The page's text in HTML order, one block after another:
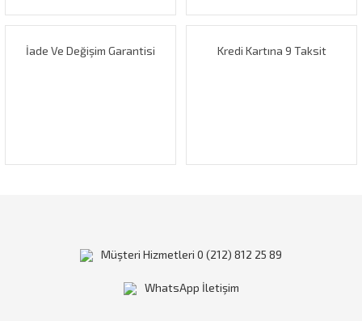
İade Ve Değişim Garantisi Kredi Kartına 9 Taksit
Müşteri Hizmetleri 0 (212) 812 25 89
WhatsApp İletişim